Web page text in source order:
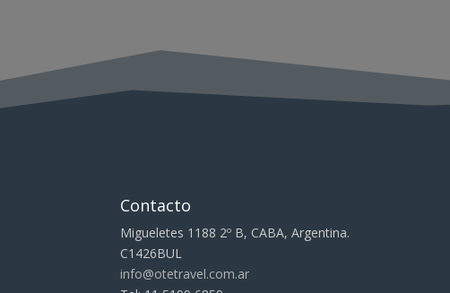
Contacto
Migueletes 1188 2º B, CABA, Argentina.
C1426BUL
info@otetravel.com.ar